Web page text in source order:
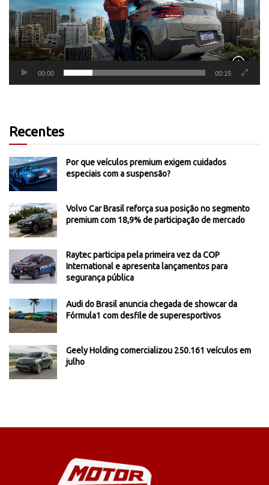
00:00 00:15
Recentes
Por que veículos premium exigem cuidados
especiais com a suspensão?
Volvo Car Brasil reforça sua posição no segmento
premium com 18,9% de participação de mercado
Raytec participa pela primeira vez da COP
International e apresenta lançamentos para
segurança pública
Audi do Brasil anuncia chegada de showcar da
Fórmula1 com desfile de superesportivos
Geely Holding comercializou 250.161 veículos em
julho